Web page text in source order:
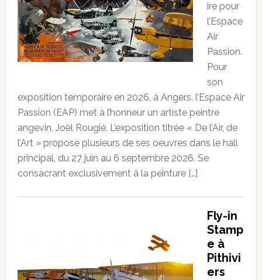
ire pour
l’Espace
Air
Passion.
Pour
son
exposition temporaire en 2026, à Angers, l’Espace Air
Passion (EAP) met à l’honneur un artiste peintre
angevin, Joël Rougié. L’exposition titrée « De l’Air, de
l’Art » propose plusieurs de ses oeuvres dans le hall
principal, du 27 juin au 6 septembre 2026. Se
consacrant exclusivement à la peinture […]
Fly-in
Stamp
e à
Pithivi
ers